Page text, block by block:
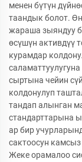
менен бүтүн
таандык болот.
жараша зыяндуу
өсүшүн активдүү
курамдар
сыртына чейин
колдонулуп
тандап алынган
стандарттарына
ар бир
сактоосун
Жеке орамалоо